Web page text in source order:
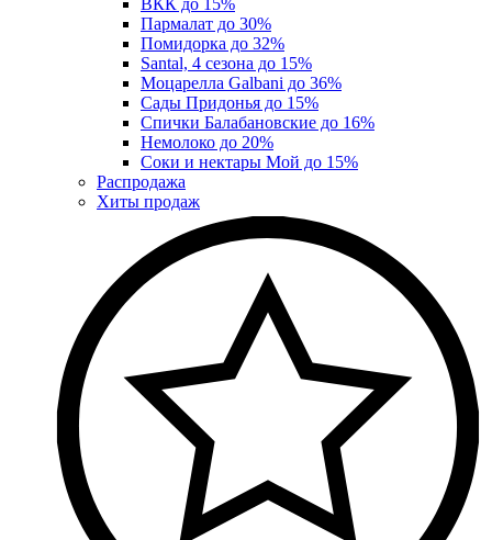
ВКК до 15%
Пармалат до 30%
Помидорка до 32%
Santal, 4 сезона до 15%
Моцарелла Galbani до 36%
Сады Придонья до 15%
Спички Балабановские до 16%
Немолоко до 20%
Соки и нектары Мой до 15%
Распродажа
Хиты продаж